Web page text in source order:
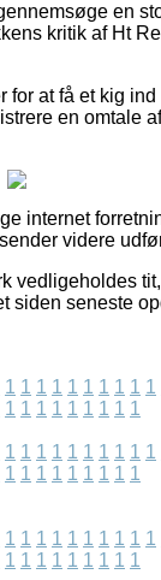
en
kritik af Ht
at få et kig
en omtale
internet
videre
vedligeholdes
siden seneste
1 1 1 1 1 1 1 1 1 1
1 1 1 1 1 1 1 1 1
1 1 1 1 1 1 1 1 1 1
1 1 1 1 1 1 1 1 1
1 1 1 1 1 1 1 1 1 1
1 1 1 1 1 1 1 1 1